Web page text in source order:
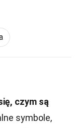
czym są
symbole,